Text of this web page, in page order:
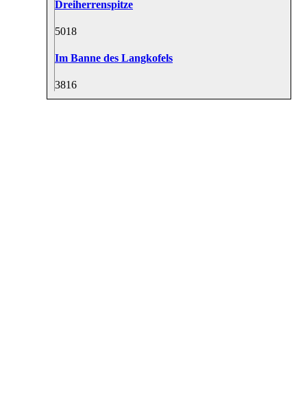
Dreiherrenspitze
5018
Im Banne des Langkofels
3816